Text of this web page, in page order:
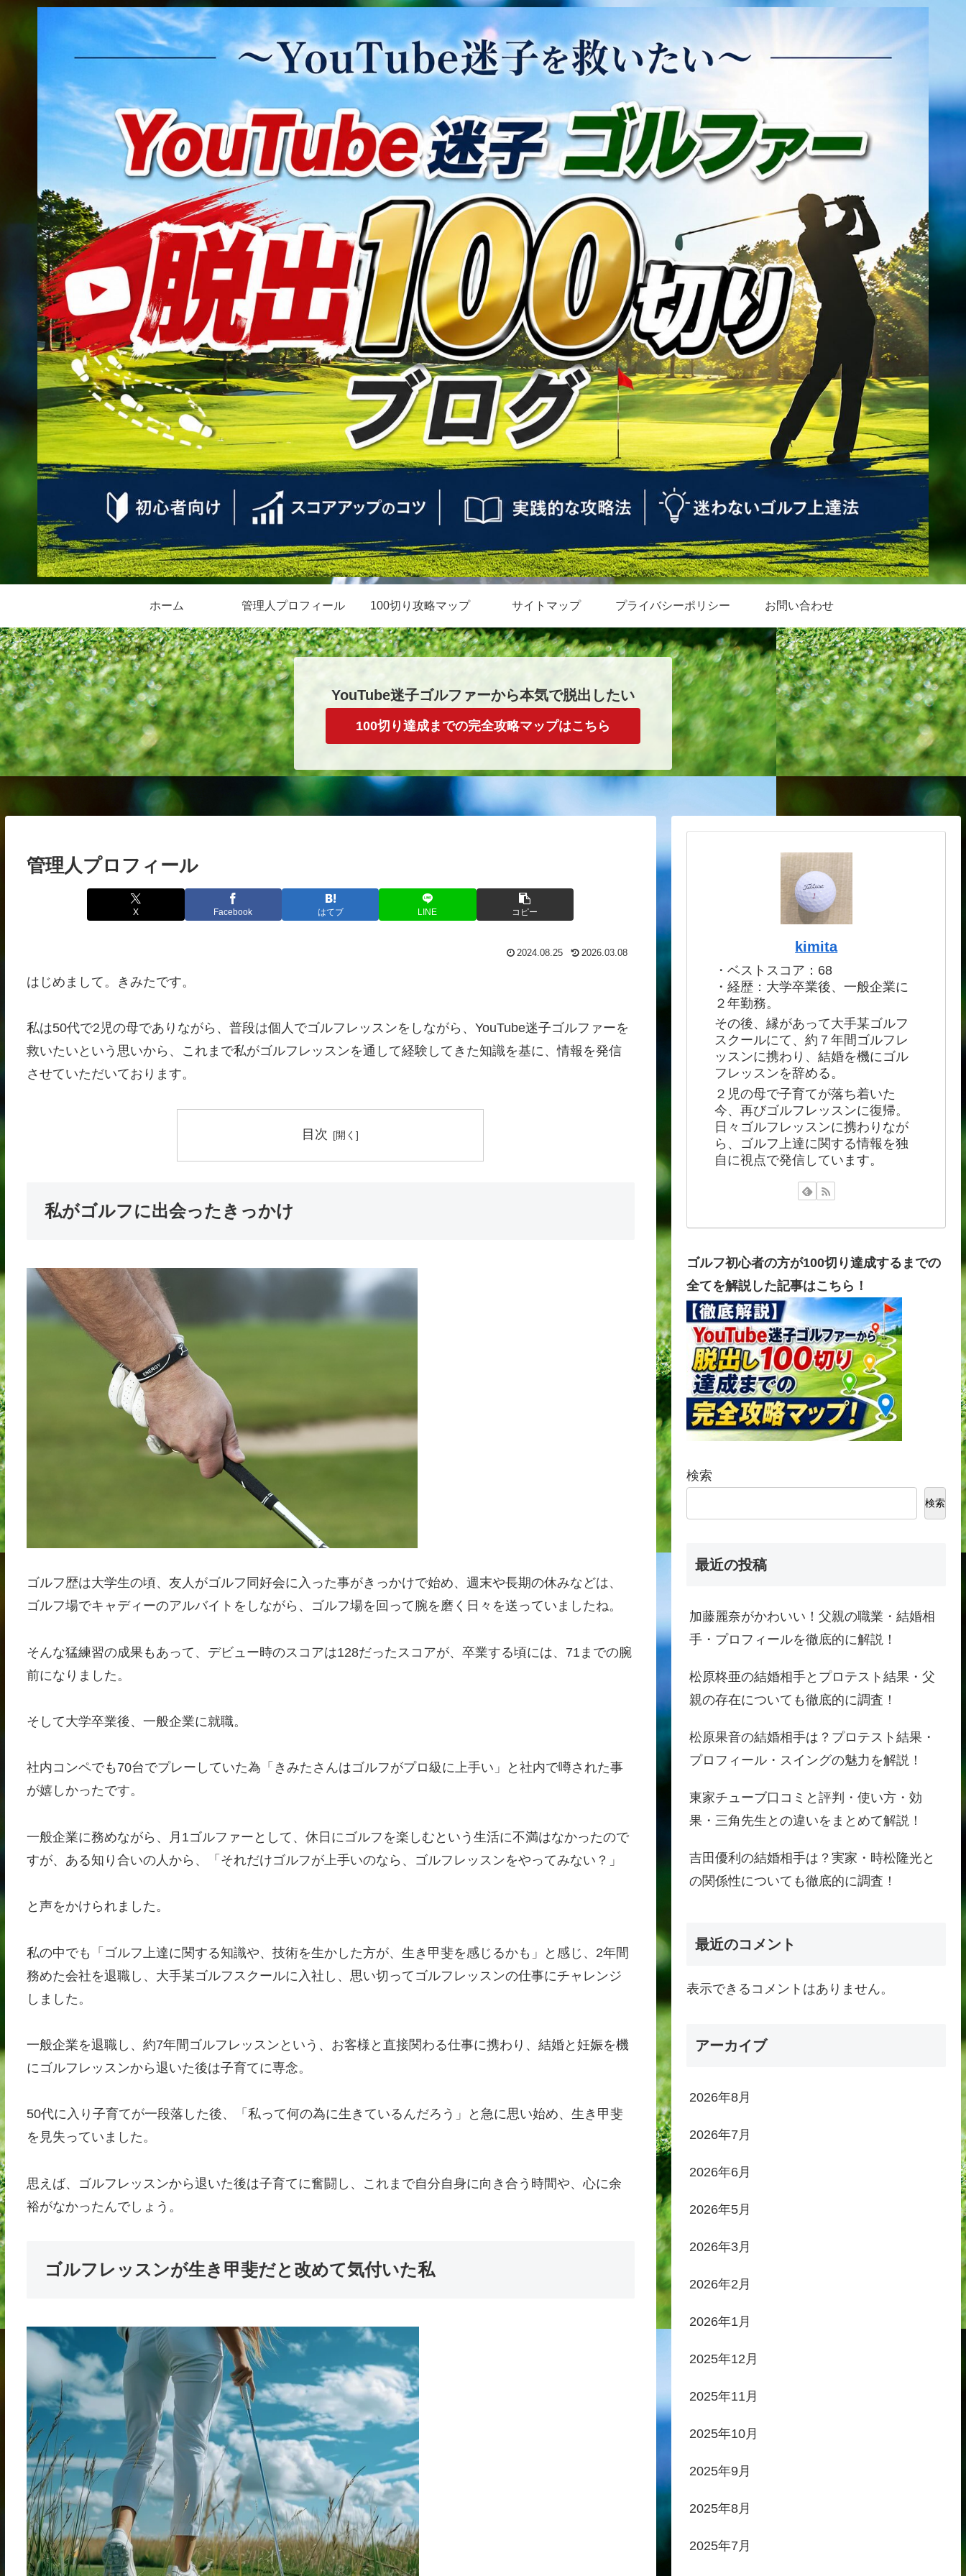
ホーム 管理人プロフィール 100切り攻略マップ サイトマップ プライバシーポリシー お問い合わせ
YouTube迷子ゴルファーから本気で脱出したい
100切り達成までの完全攻略マップはこちら
管理人プロフィール
X Facebook はてブ LINE コピー
2024.08.25 2026.03.08
はじめまして。きみたです。
私は50代で2児の母でありながら、普段は個人でゴルフレッスンをしながら、YouTube迷子ゴルファーを
救いたいという思いから、これまで私がゴルフレッスンを通して経験してきた知識を基に、情報を発信
させていただいております。
目次
私がゴルフに出会ったきっかけ
ゴルフ歴は大学生の頃、友人がゴルフ同好会に入った事がきっかけで始め、週末や長期の休みなどは、
ゴルフ場でキャディーのアルバイトをしながら、ゴルフ場を回って腕を磨く日々を送っていましたね。
そんな猛練習の成果もあって、デビュー時のスコアは128だったスコアが、卒業する頃には、71までの腕
前になりました。
そして大学卒業後、一般企業に就職。
社内コンペでも70台でプレーしていた為「きみたさんはゴルフがプロ級に上手い」と社内で噂された事
が嬉しかったです。
一般企業に務めながら、月1ゴルファーとして、休日にゴルフを楽しむという生活に不満はなかったので
すが、ある知り合いの人から、「それだけゴルフが上手いのなら、ゴルフレッスンをやってみない？」
と声をかけられました。
私の中でも「ゴルフ上達に関する知識や、技術を生かした方が、生き甲斐を感じるかも」と感じ、2年間
務めた会社を退職し、大手某ゴルフスクールに入社し、思い切ってゴルフレッスンの仕事にチャレンジ
しました。
一般企業を退職し、約7年間ゴルフレッスンという、お客様と直接関わる仕事に携わり、結婚と妊娠を機
にゴルフレッスンから退いた後は子育てに専念。
50代に入り子育てが一段落した後、「私って何の為に生きているんだろう」と急に思い始め、生き甲斐
を見失っていました。
思えば、ゴルフレッスンから退いた後は子育てに奮闘し、これまで自分自身に向き合う時間や、心に余
裕がなかったんでしょう。
ゴルフレッスンが生き甲斐だと改めて気付いた私
kimita
・ベストスコア：68
・経歴：大学卒業後、一般企業に
２年勤務。
その後、縁があって大手某ゴルフ
スクールにて、約７年間ゴルフレ
ッスンに携わり、結婚を機にゴル
フレッスンを辞める。
２児の母で子育てが落ち着いた
今、再びゴルフレッスンに復帰。
日々ゴルフレッスンに携わりなが
ら、ゴルフ上達に関する情報を独
自に視点で発信しています。
ゴルフ初心者の方が100切り達成するまでの
全てを解説した記事はこちら！
検索
検索
最近の投稿
加藤麗奈がかわいい！父親の職業・結婚相
手・プロフィールを徹底的に解説！
松原柊亜の結婚相手とプロテスト結果・父
親の存在についても徹底的に調査！
松原果音の結婚相手は？プロテスト結果・
プロフィール・スイングの魅力を解説！
東家チューブ口コミと評判・使い方・効
果・三角先生との違いをまとめて解説！
吉田優利の結婚相手は？実家・時松隆光と
の関係性についても徹底的に調査！
最近のコメント
表示できるコメントはありません。
アーカイブ
2026年8月
2026年7月
2026年6月
2026年5月
2026年3月
2026年2月
2026年1月
2025年12月
2025年11月
2025年10月
2025年9月
2025年8月
2025年7月